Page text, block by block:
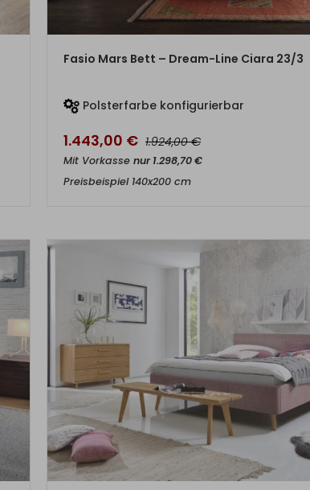
ZUM PRODUKT
Fasio Mars Bett – Dream-Line Ciara 23/3
Polsterfarbe konfigurierbar
1.443,00 € 1.924,00€
Mit Vorkasse nur1.298,70€
Preisbeispiel 140x200 cm